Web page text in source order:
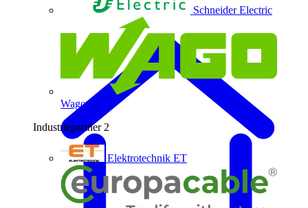
Schneider Electric
Wago
Industriepartner 2
Elektrotechnik ET